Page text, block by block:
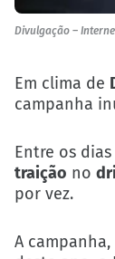
Divulgação –
Em clima de
campanha
Entre os dias
traição no
por vez.
A